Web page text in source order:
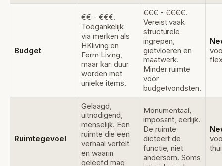
Budget
€€ - €€€.
Toegankelijk
via merken als
HKliving en
Ferm Living,
maar kan duur
worden met
unieke items.
€€€ - €€€€.
Vereist vaak
structurele
ingrepen,
gietvloeren en
maatwerk.
Minder ruimte
voor
budgetvondsten.
Ruimtegevoel
Gelaagd,
uitnodigend,
menselijk. Een
ruimte die een
verhaal vertelt
en waarin
geleefd mag
Monumentaal,
imposant, eerlijk.
De ruimte
dicteert de
functie, niet
andersom. Soms